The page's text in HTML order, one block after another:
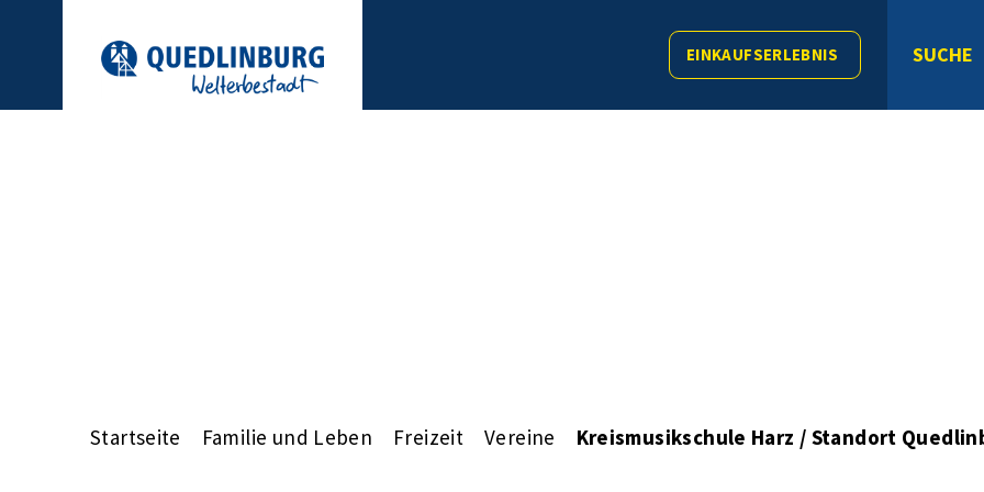
EINKAUFSERLEBNIS SUCHE
Startseite Familie und Leben Freizeit Vereine Kreismusikschule Harz / Standort